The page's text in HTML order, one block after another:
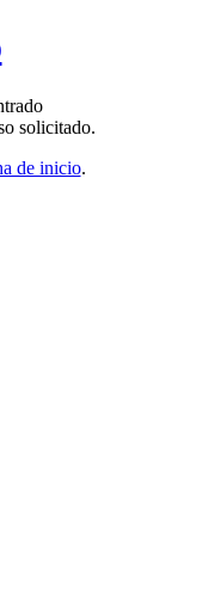
solicitado.
de inicio.